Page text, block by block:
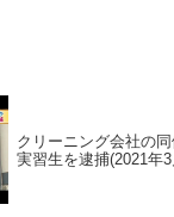
クリーニング会社の
実習生を逮捕(2021年